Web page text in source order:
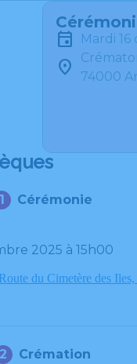
mardi
74000
Cérémonie
2025 à 15h00
du Cimetère des
Crémation